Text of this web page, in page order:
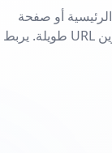
أو صفحة
الهبوط أو صفحة الحملة. مثالي للمنشورات والملصقات أو بطاقات العمل، فهو يلغي الحاجة إلى كتابة عناوين URL طويلة. يربط